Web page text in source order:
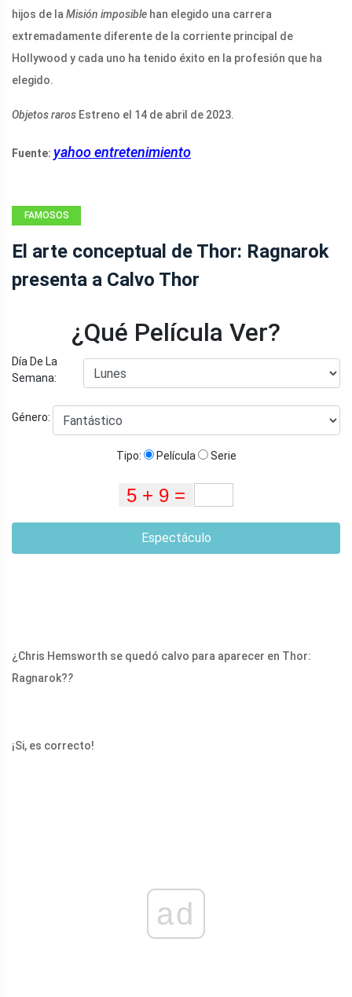
hijos de la Misión imposible han elegido una carrera
extremadamente diferente de la corriente principal de
Hollywood y cada uno ha tenido éxito en la profesión que ha
elegido.
Objetos raros Estreno el 14 de abril de 2023.
Fuente: yahoo entretenimiento
FAMOSOS
El arte conceptual de Thor: Ragnarok
presenta a Calvo Thor
¿Qué Película Ver?
Día De La
Semana:
Género:
Tipo: Película Serie
Espectáculo
¿Chris Hemsworth se quedó calvo para aparecer en Thor:
Ragnarok??
¡Si, es correcto!
ad